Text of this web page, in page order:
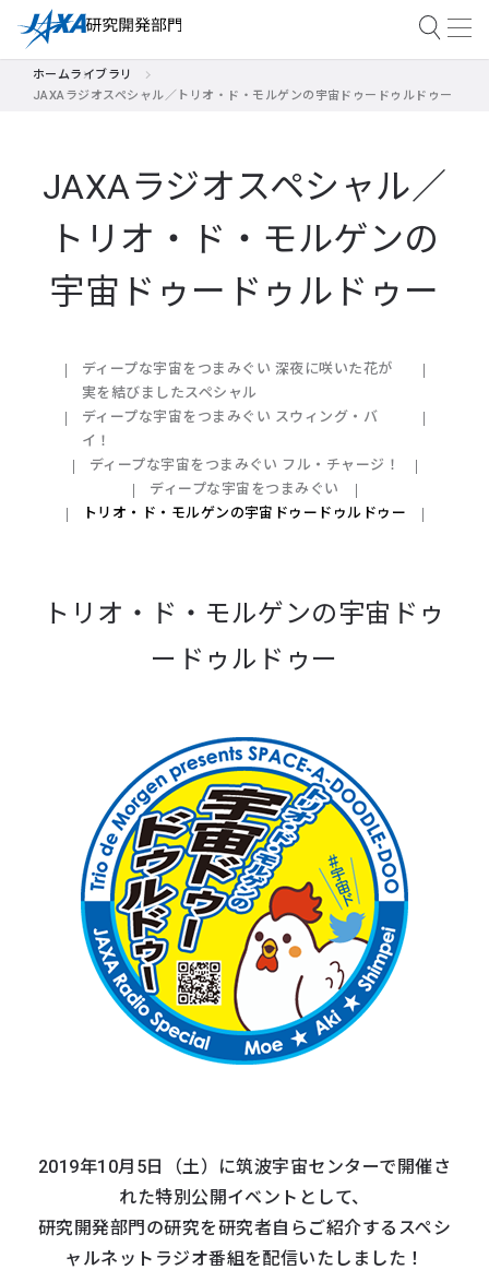
ホームライブラリ
JAXAラジオスペシャル／トリオ・ド・モルゲンの宇宙ドゥードゥルドゥー
JAXAラジオスペシャル／
トリオ・ド・モルゲンの
宇宙ドゥードゥルドゥー
ディープな宇宙をつまみぐい 深夜に咲いた花が
実を結びましたスペシャル
ディープな宇宙をつまみぐい スウィング・バ
イ！
ディープな宇宙をつまみぐい フル・チャージ！
ディープな宇宙をつまみぐい
トリオ・ド・モルゲンの宇宙ドゥードゥルドゥー
トリオ・ド・モルゲンの宇宙ドゥ
ードゥルドゥー
2019年10月5日（土）に筑波宇宙センターで開催さ
れた特別公開イベントとして、
研究開発部門の研究を研究者自らご紹介するスペシ
ャルネットラジオ番組を配信いたしました！